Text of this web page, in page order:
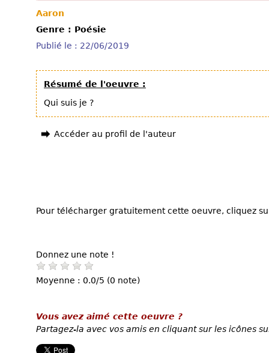
Aaron
Genre : Poésie
Publié le : 22/06/2019
Résumé de l'oeuvre :
Qui suis je ?
Accéder au profil de l'auteur
Pour télécharger gratuitement cette oeuvre, cliquez
Donnez une note !
Moyenne : 0.0/5 (0 note)
Vous avez aimé cette oeuvre ?
Partagez-la avec vos amis en cliquant sur les icônes